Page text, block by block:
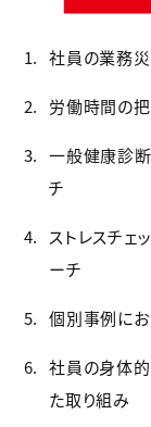
社員の業務
労働時間の
一般健康診
チ
ストレスチェ
ーチ
個別事例に
社員の身体
た取り組み